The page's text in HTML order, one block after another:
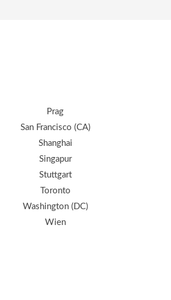
Prag
San Francisco (CA)
Shanghai
Singapur
Stuttgart
Toronto
Washington (DC)
Wien